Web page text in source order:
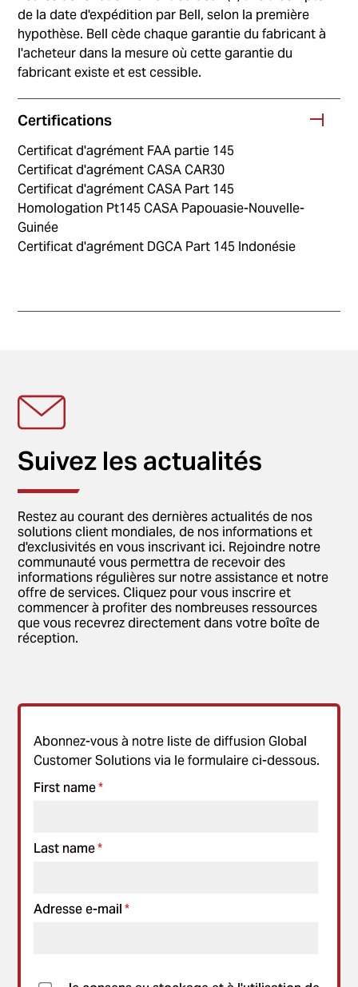
de la date d'expédition par Bell, selon la première
hypothèse. Bell cède chaque garantie du fabricant à
l'acheteur dans la mesure où cette garantie du
fabricant existe et est cessible.
Certifications
Certificat d'agrément FAA partie 145
Certificat d'agrément CASA CAR30
Certificat d'agrément CASA Part 145
Homologation Pt145 CASA Papouasie-Nouvelle-
Guinée
Certificat d'agrément DGCA Part 145 Indonésie
Suivez les actualités
Restez au courant des dernières actualités de nos
solutions client mondiales, de nos informations et
d'exclusivités en vous inscrivant ici. Rejoindre notre
communauté vous permettra de recevoir des
informations régulières sur notre assistance et notre
offre de services. Cliquez pour vous inscrire et
commencer à profiter des nombreuses ressources
que vous recevrez directement dans votre boîte de
réception.
Abonnez-vous à notre liste de diffusion Global
Customer Solutions via le formulaire ci-dessous.
First name*
Last name*
Adresse e-mail *